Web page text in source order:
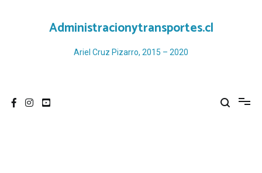
Administracionytransportes.cl
Ariel Cruz Pizarro, 2015 – 2020